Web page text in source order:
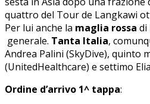
quattro del Tour de Langkawi
Per lui anche la maglia rossa di
generale. Tanta Italia,
Andrea Palini (SkyDive), quinto
(UnitedHealthcare) e settimo
Ordine d’arrivo 1^ tappa: